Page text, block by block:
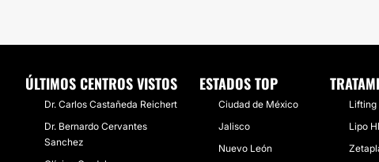
ÚLTIMOS CENTROS VISTOS
Dr. Carlos Castañeda Reichert
Dr. Bernardo Cervantes
Sanchez
ESTADOS TOP
Ciudad de México
Jalisco
Nuevo León
Lifting
Lipo